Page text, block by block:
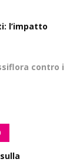
l’impatto
contro i